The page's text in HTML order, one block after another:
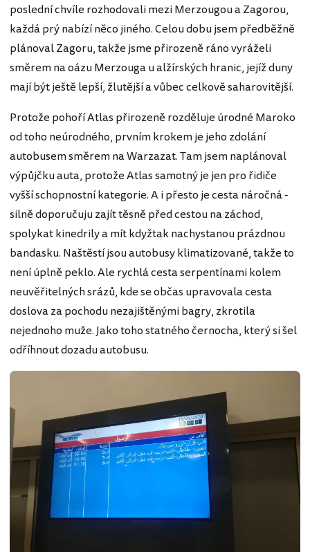
poslední chvíle rozhodovali mezi Merzougou a Zagorou,
každá prý nabízí něco jiného. Celou dobu jsem předběžně
plánoval Zagoru, takže jsme přirozeně ráno vyráželi
směrem na oázu Merzouga u alžírských hranic, jejíž duny
mají být ještě lepší, žlutější a vůbec celkově saharovitější.
Protože pohoří Atlas přirozeně rozděluje úrodné Maroko
od toho neúrodného, prvním krokem je jeho zdolání
autobusem směrem na Warzazat. Tam jsem naplánoval
výpůjčku auta, protože Atlas samotný je jen pro řidiče
vyšší schopnostní kategorie. A i přesto je cesta náročná -
silně doporučuju zajít těsně před cestou na záchod,
spolykat kinedrily a mít kdyžtak nachystanou prázdnou
bandasku. Naštěstí jsou autobusy klimatizované, takže to
není úplně peklo. Ale rychlá cesta serpentínami kolem
neuvěřitelných srázů, kde se občas upravovala cesta
doslova za pochodu nezajištěnými bagry, zkrotila
nejednoho muže. Jako toho statného černocha, který si šel
odříhnout dozadu autobusu.